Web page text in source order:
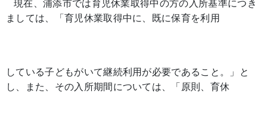
現在、浦添市では育児休業取得中の方の入所基準につき
ましては、「育児休業取得中に、既に保育を利用
している子どもがいて継続利用が必要であること。」と
し、また、その入所期間については、「原則、育休